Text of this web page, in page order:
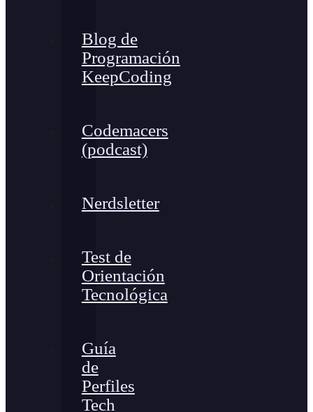
Blog de
Programación
KeepCoding
Codemacers
(podcast)
Nerdsletter
Test de
Orientación
Tecnológica
Guía
de
Perfiles
Tech